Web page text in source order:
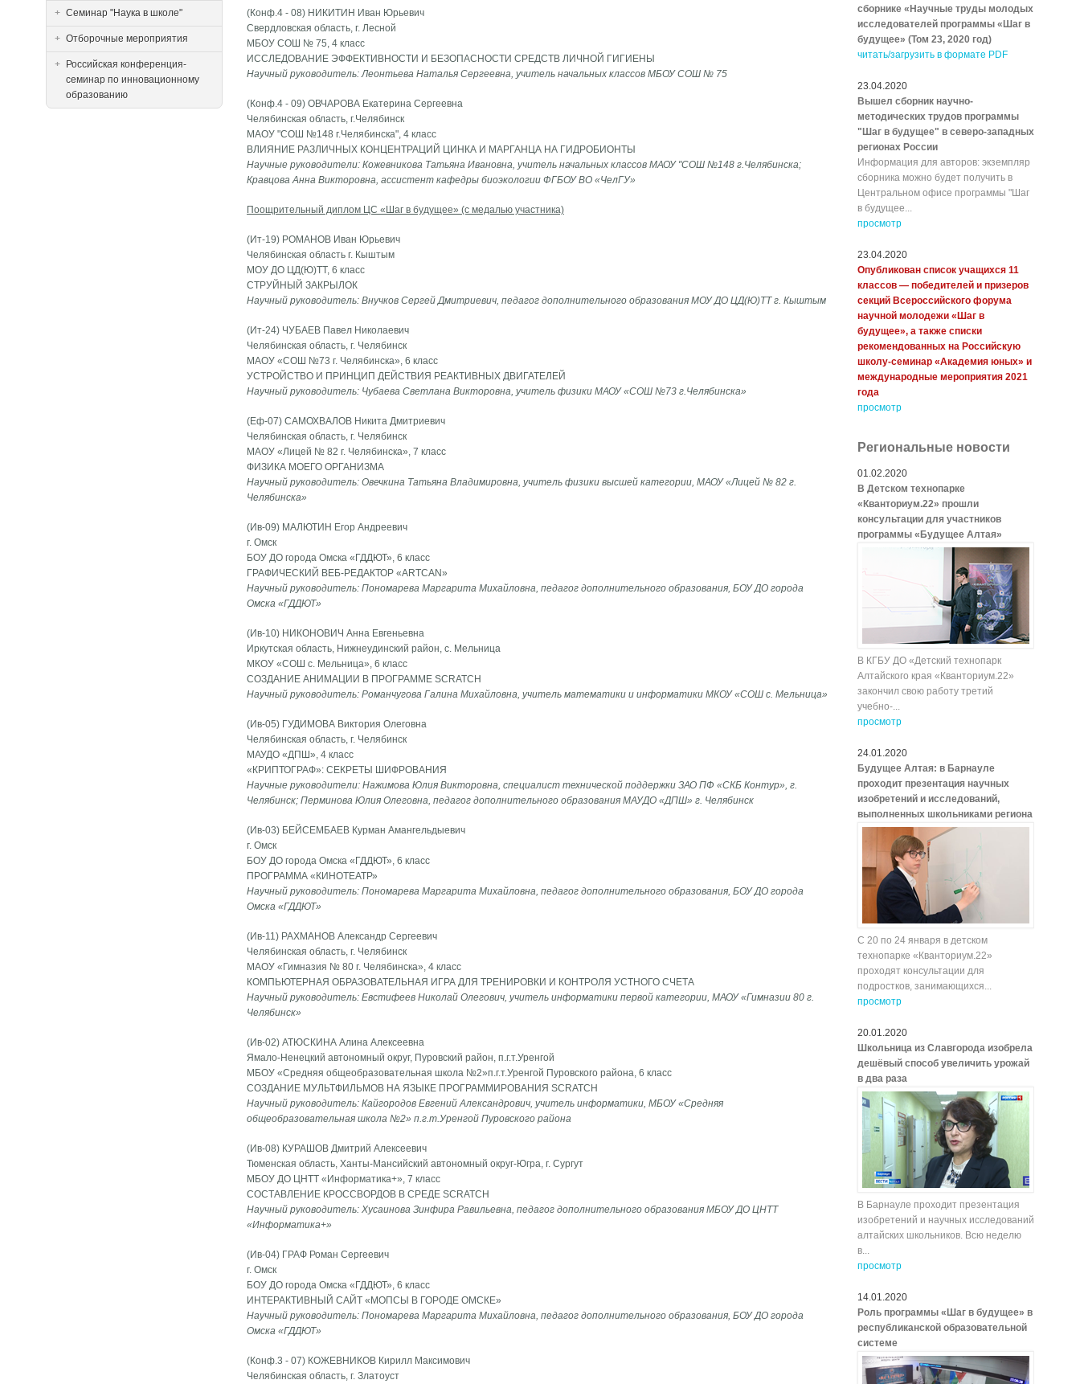
(Конф.4 - 08) НИКИТИН Иван Юрьевич
Свердловская область, г. Лесной
МБОУ СОШ № 75, 4 класс
ИССЛЕДОВАНИЕ ЭФФЕКТИВНОСТИ И БЕЗОПАСНОСТИ СРЕДСТВ ЛИЧНОЙ ГИГИЕНЫ
Научный руководитель: Леонтьева Наталья Сергеевна, учитель начальных классов МБОУ СОШ № 75
(Конф.4 - 09) ОВЧАРОВА Екатерина Сергеевна
Челябинская область, г.Челябинск
МАОУ "СОШ №148 г.Челябинска", 4 класс
ВЛИЯНИЕ РАЗЛИЧНЫХ КОНЦЕНТРАЦИЙ ЦИНКА И МАРГАНЦА НА ГИДРОБИОНТЫ
Научные руководители: Кожевникова Татьяна Ивановна, учитель начальных классов МАОУ "СОШ №148 г.Челябинска;
Кравцова Анна Викторовна, ассистент кафедры биоэкологии ФГБОУ ВО «ЧелГУ»
Поощрительный диплом ЦС «Шаг в будущее» (с медалью участника)
(Ит-19) РОМАНОВ Иван Юрьевич
Челябинская область г. Кыштым
МОУ ДО ЦД(Ю)ТТ, 6 класс
СТРУЙНЫЙ ЗАКРЫЛОК
Научный руководитель: Внучков Сергей Дмитриевич, педагог дополнительного образования МОУ ДО ЦД(Ю)ТТ г. Кыштым
(Ит-24) ЧУБАЕВ Павел Николаевич
Челябинская область, г. Челябинск
МАОУ «СОШ №73 г. Челябинска», 6 класс
УСТРОЙСТВО И ПРИНЦИП ДЕЙСТВИЯ РЕАКТИВНЫХ ДВИГАТЕЛЕЙ
Научный руководитель: Чубаева Светлана Викторовна, учитель физики МАОУ «СОШ №73 г.Челябинска»
(Еф-07) САМОХВАЛОВ Никита Дмитриевич
Челябинская область, г. Челябинск
МАОУ «Лицей № 82 г. Челябинска», 7 класс
ФИЗИКА МОЕГО ОРГАНИЗМА
Научный руководитель: Овечкина Татьяна Владимировна, учитель физики высшей категории, МАОУ «Лицей № 82 г.
Челябинска»
(Ив-09) МАЛЮТИН Егор Андреевич
г. Омск
БОУ ДО города Омска «ГДДЮТ», 6 класс
ГРАФИЧЕСКИЙ ВЕБ-РЕДАКТОР «ARTCAN»
Научный руководитель: Пономарева Маргарита Михайловна, педагог дополнительного образования, БОУ ДО города
Омска «ГДДЮТ»
(Ив-10) НИКОНОВИЧ Анна Евгеньевна
Иркутская область, Нижнеудинский район, с. Мельница
МКОУ «СОШ с. Мельница», 6 класс
СОЗДАНИЕ АНИМАЦИИ В ПРОГРАММЕ SCRATCH
Научный руководитель: Романчугова Галина Михайловна, учитель математики и информатики МКОУ «СОШ с. Мельница»
(Ив-05) ГУДИМОВА Виктория Олеговна
Челябинская область, г. Челябинск
МАУДО «ДПШ», 4 класс
«КРИПТОГРАФ»: СЕКРЕТЫ ШИФРОВАНИЯ
Научные руководители: Нажимова Юлия Викторовна, специалист технической поддержки ЗАО ПФ «СКБ Контур», г.
Челябинск; Перминова Юлия Олеговна, педагог дополнительного образования МАУДО «ДПШ» г. Челябинск
(Ив-03) БЕЙСЕМБАЕВ Курман Амангельдыевич
г. Омск
БОУ ДО города Омска «ГДДЮТ», 6 класс
ПРОГРАММА «КИНОТЕАТР»
Научный руководитель: Пономарева Маргарита Михайловна, педагог дополнительного образования, БОУ ДО города
Омска «ГДДЮТ»
(Ив-11) РАХМАНОВ Александр Сергеевич
Челябинская область, г. Челябинск
МАОУ «Гимназия № 80 г. Челябинска», 4 класс
КОМПЬЮТЕРНАЯ ОБРАЗОВАТЕЛЬНАЯ ИГРА ДЛЯ ТРЕНИРОВКИ И КОНТРОЛЯ УСТНОГО СЧЕТА
Научный руководитель: Евстифеев Николай Олегович, учитель информатики первой категории, МАОУ «Гимназии 80 г.
Челябинск»
(Ив-02) АТЮСКИНА Алина Алексеевна
Ямало-Ненецкий автономный округ, Пуровский район, п.г.т.Уренгой
МБОУ «Средняя общеобразовательная школа №2»п.г.т.Уренгой Пуровского района, 6 класс
СОЗДАНИЕ МУЛЬТФИЛЬМОВ НА ЯЗЫКЕ ПРОГРАММИРОВАНИЯ SCRATCH
Научный руководитель: Кайгородов Евгений Александрович, учитель информатики, МБОУ «Средняя
общеобразовательная школа №2» п.г.т.Уренгой Пуровского района
(Ив-08) КУРАШОВ Дмитрий Алексеевич
Тюменская область, Ханты-Мансийский автономный округ-Югра, г. Сургут
МБОУ ДО ЦНТТ «Информатика+», 7 класс
СОСТАВЛЕНИЕ КРОССВОРДОВ В СРЕДЕ SCRATCH
Научный руководитель: Хусаинова Зинфира Равильевна, педагог дополнительного образования МБОУ ДО ЦНТТ
«Информатика+»
(Ив-04) ГРАФ Роман Сергеевич
г. Омск
БОУ ДО города Омска «ГДДЮТ», 6 класс
ИНТЕРАКТИВНЫЙ САЙТ «МОПСЫ В ГОРОДЕ ОМСКЕ»
Научный руководитель: Пономарева Маргарита Михайловна, педагог дополнительного образования, БОУ ДО города
Омска «ГДДЮТ»
(Конф.3 - 07) КОЖЕВНИКОВ Кирилл Максимович
Челябинская область, г. Златоуст
Семинар "Наука в школе"
Отборочные мероприятия
Российская конференция-
семинар по инновационному
образованию
сборнике «Научные труды молодых
исследователей программы «Шаг в
будущее» (Том 23, 2020 год)
читать/загрузить в формате PDF
23.04.2020
Вышел сборник научно-
методических трудов программы
"Шаг в будущее" в северо-западных
регионах России
Информация для авторов: экземпляр
сборника можно будет получить в
Центральном офисе программы "Шаг
в будущее...
просмотр
23.04.2020
Опубликован список учащихся 11
классов — победителей и призеров
секций Всероссийского форума
научной молодежи «Шаг в
будущее», а также списки
рекомендованных на Российскую
школу-семинар «Академия юных» и
международные мероприятия 2021
года
просмотр
Региональные новости
01.02.2020
В Детском технопарке
«Кванториум.22» прошли
консультации для участников
программы «Будущее Алтая»
В КГБУ ДО «Детский технопарк
Алтайского края «Кванториум.22»
закончил свою работу третий
учебно-...
просмотр
24.01.2020
Будущее Алтая: в Барнауле
проходит презентация научных
изобретений и исследований,
выполненных школьниками региона
С 20 по 24 января в детском
технопарке «Кванториум.22»
проходят консультации для
подростков, занимающихся...
просмотр
20.01.2020
Школьница из Славгорода изобрела
дешёвый способ увеличить урожай
в два раза
В Барнауле проходит презентация
изобретений и научных исследований
алтайских школьников. Всю неделю
в...
просмотр
14.01.2020
Роль программы «Шаг в будущее» в
республиканской образовательной
системе